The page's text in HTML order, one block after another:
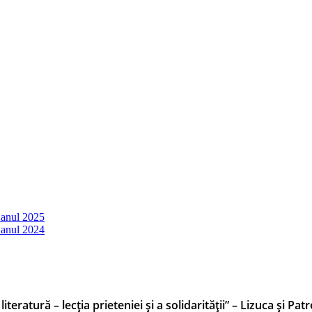
2025
2024
– lecția prieteniei și a solidarității” – Lizuca și